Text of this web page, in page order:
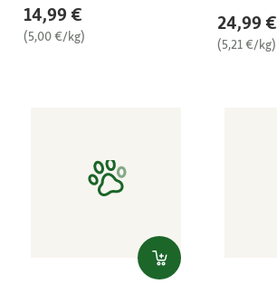
14,99 €
(5,00 €/kg)
24,99 €
(5,21 €/kg)